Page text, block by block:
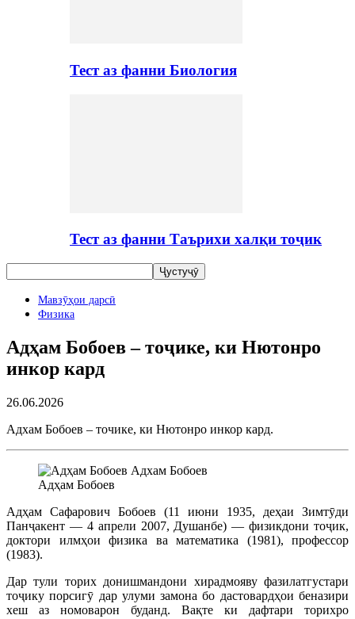
Тест аз фанни Биология
Тест аз фанни Таърихи халқи тоҷик
Мавзӯҳои дарсӣ
Физика
Адҳам Бобоев – тоҷике, ки Нютонро
инкор кард
26.06.2026
Адхам Бобоев – точике, ки Нютонро инкор кард.
Адҳам Бобоев
Адҳам Сафарович Бобоев (11 июни 1935, деҳаи Зимтӯди
Панҷакент — 4 апрели 2007, Душанбе) — физикдони тоҷик,
доктори илмҳои физика ва математика (1981), профессор
(1983).
Дар тули торих донишмандони хирадмояву фазилатгустари
тоҷику порсигӯ дар улуми замона бо дастовардҳои беназири
хеш аз номоварон буданд. Вақте ки дафтари торихро